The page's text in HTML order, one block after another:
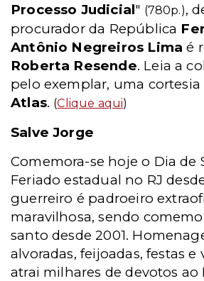
Processo Judicial" (780p.),
procurador da República
Antônio Negreiros Limaé
Roberta Resende. Leia a
pelo exemplar, uma cortesia
Atlas. (Clique aqui)
Salve Jorge
Comemora-se hoje o Dia de
Feriado estadual no RJ
guerreiro é padroeiro
maravilhosa, sendo
santo desde 2001.
alvoradas, feijoadas, festas e
atrai milhares de devotos ao